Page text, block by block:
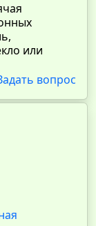
или
вопрос